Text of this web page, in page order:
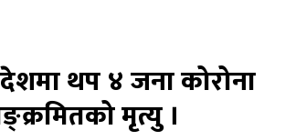
थप ४ जना कोरोना
मृत्यु ।